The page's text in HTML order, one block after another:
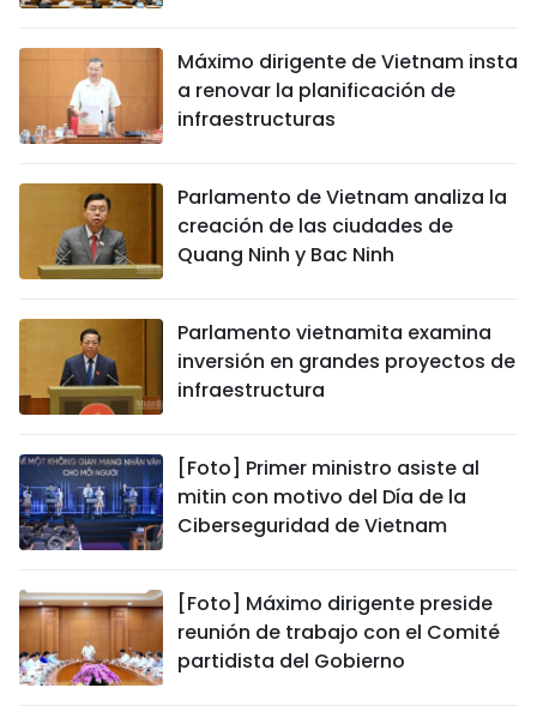
Máximo dirigente de Vietnam insta
a renovar la planificación de
infraestructuras
Parlamento de Vietnam analiza la
creación de las ciudades de
Quang Ninh y Bac Ninh
Parlamento vietnamita examina
inversión en grandes proyectos de
infraestructura
[Foto] Primer ministro asiste al
mitin con motivo del Día de la
Ciberseguridad de Vietnam
[Foto] Máximo dirigente preside
reunión de trabajo con el Comité
partidista del Gobierno